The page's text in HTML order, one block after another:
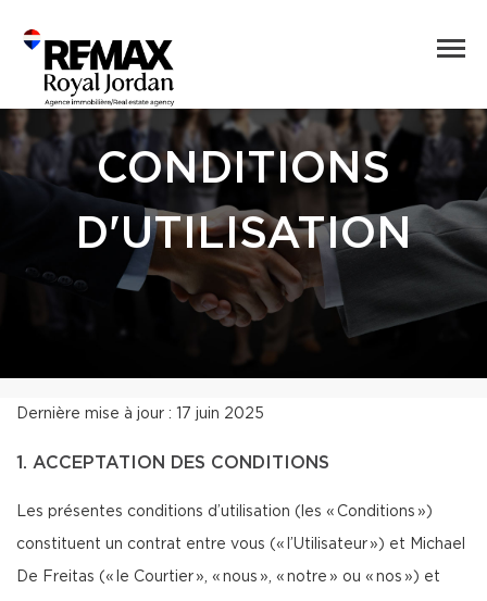
CONDITIONS
D'UTILISATION
Dernière mise à jour : 17 juin 2025
1. ACCEPTATION DES CONDITIONS
Les présentes conditions d’utilisation (les « Conditions »)
constituent un contrat entre vous (« l’Utilisateur ») et Michael
De Freitas (« le Courtier », « nous », « notre » ou « nos ») et